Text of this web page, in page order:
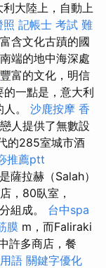
大陸上，自動上
照 記帳士 考試 難
含文化古蹟的國
端的地中海深處
豐富的文化，明信
一點是，意大利
。 沙鹿按摩 香
人提供了無數設
的285室城市酒
推薦ptt
薩拉赫（Salah）
，80臥室，
組成。 台中spa
膜 m，而Faliraki
許多商店，餐
語 關鍵字優化